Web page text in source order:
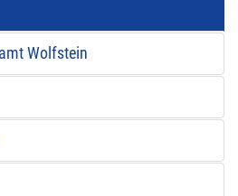
Wolfstein